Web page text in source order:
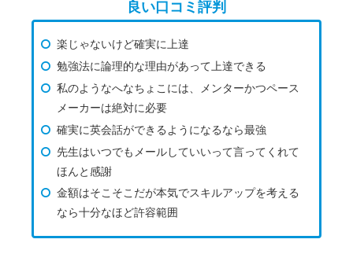
良い口コミ評判
楽じゃないけど確実に上達
勉強法に論理的な理由があって上達できる
私のようなへなちょこには、メンターかつペース
メーカーは絶対に必要
確実に英会話ができるようになるなら最強
先生はいつでもメールしていいって言ってくれて
ほんと感謝
金額はそこそこだが本気でスキルアップを考える
なら十分なほど許容範囲